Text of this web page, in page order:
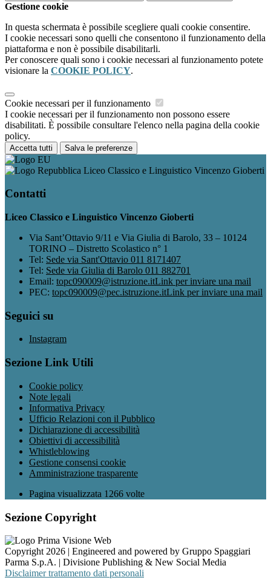
Gestione cookie
In questa schermata è possibile scegliere quali cookie consentire.
I cookie necessari sono quelli che consentono il funzionamento della
piattaforma e non è possibile disabilitarli.
Per conoscere quali sono i cookie necessari al funzionamento potete
visionare la COOKIE POLICY.
Cookie necessari per il funzionamento
I cookie necessari per il funzionamento non possono essere
disabilitati. È possibile consultare l'elenco nella pagina della cookie
policy.
Accetta tutti Salva le preferenze
Liceo Classico e Linguistico Vincenzo Gioberti
Contatti
Liceo Classico e Linguistico Vincenzo Gioberti
Via Sant’Ottavio 9/11 e Via Giulia di Barolo, 33 – 10124
TORINO – Distretto Scolastico n° 1
Tel: Sede via Sant'Ottavio 011 8171407
Tel: Sede via Giulia di Barolo 011 882701
Email: topc090009@istruzione.itLink per inviare una mail
PEC: topc090009@pec.istruzione.itLink per inviare una mail
Seguici su
Instagram
Sezione Link Utili
Cookie policy
Note legali
Informativa Privacy
Ufficio Relazioni con il Pubblico
Dichiarazione di accessibilità
Obiettivi di accessibilità
Whistleblowing
Gestione consensi cookie
Amministrazione trasparente
Pagina visualizzata 1266 volte
Sezione Copyright
Copyright 2026 | Engineered and powered by Gruppo Spaggiari
Parma S.p.A. | Divisione Publishing & New Social Media
Disclaimer trattamento dati personali